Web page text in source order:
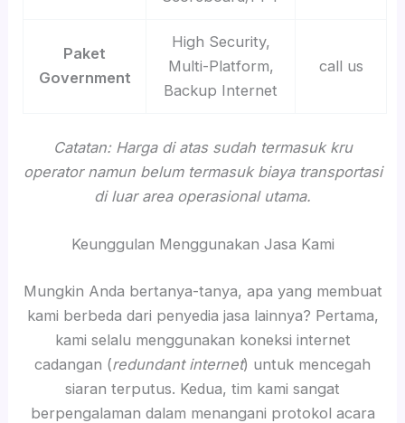
Paket
Government
High Security,
Multi-Platform,
Backup Internet
call us
Catatan: Harga di atas sudah termasuk kru
operator namun belum termasuk biaya transportasi
di luar area operasional utama.
Keunggulan Menggunakan Jasa Kami
Mungkin Anda bertanya-tanya, apa yang membuat
kami berbeda dari penyedia jasa lainnya? Pertama,
kami selalu menggunakan koneksi internet
cadangan (redundant internet) untuk mencegah
siaran terputus. Kedua, tim kami sangat
berpengalaman dalam menangani protokol acara